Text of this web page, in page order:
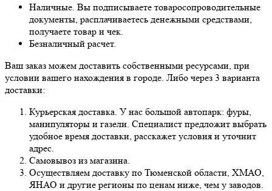
Наличные. Вы подписываете товаросопроводительные
документы, расплачиваетесь денежными средствами,
получаете товар и чек.
Безналичный расчет.
Ваш заказ можем доставить собственными ресурсами, при
условии вашего нахождения в городе. Либо через 3 варианта
доставки:
Курьерская доставка. У нас большой автопарк: фуры,
манипуляторы и газели. Специалист предложит выбрать
удобное время доставки, расскажет условия и уточнит
адрес.
Самовывоз из магазина.
Осуществляем доставку по Тюменской области, ХМАО,
ЯНАО и другие регионы по ценам ниже, чем у заводов.